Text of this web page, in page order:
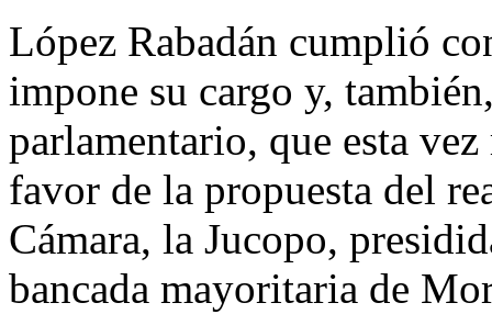
López Rabadán cumplió
impone su cargo y,
parlamentario, que esta
favor de la propuesta del
Cámara, la Jucopo,
bancada mayoritaria de